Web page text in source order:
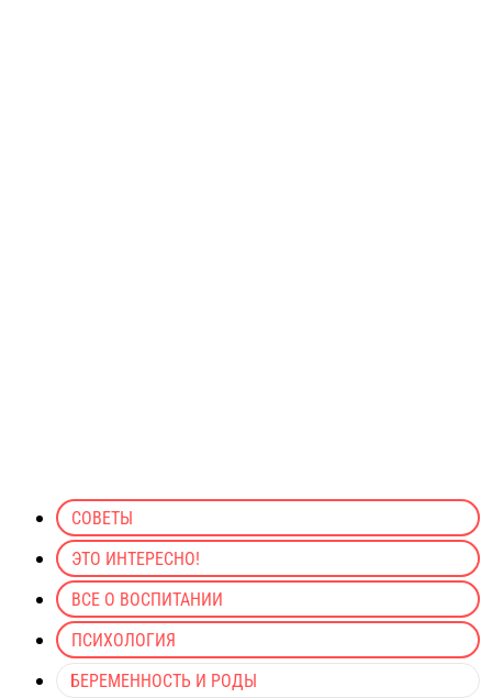
СОВЕТЫ
ЭТО ИНТЕРЕСНО!
ВСЕ О ВОСПИТАНИИ
ПСИХОЛОГИЯ
БЕРЕМЕННОСТЬ И РОДЫ